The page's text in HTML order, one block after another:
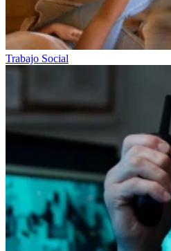
Trabajo Social